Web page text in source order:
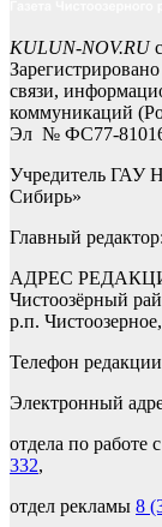
KULUN-NOV.RU
связи,
коммуникаций
Эл № ФС77-81016
Учредитель ГАУ
Сибирь»
Главный
АДРЕС
Чистоозёрный
р.п.
Телефон редакции
Электронный
отдела по работе
332,
отдел рекламы 8